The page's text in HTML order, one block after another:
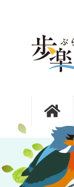
キ
プ
フ
バ